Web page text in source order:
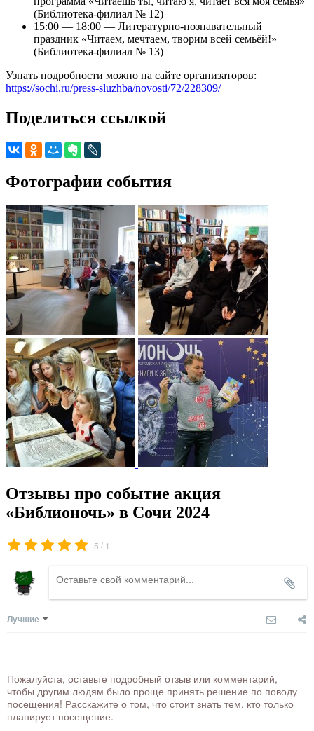
(Библиотека-филиал № 12)
15:00 — 18:00 — Литературно-познавательный
праздник «Читаем, мечтаем, творим всей семьёй!»
(Библиотека-филиал № 13)
Узнать подробности можно на сайте организаторов:
https://sochi.ru/press-sluzhba/novosti/72/228309/
Поделиться ссылкой
Фотографии события
Отзывы про событие акция
«Библионочь» в Сочи 2024
5 / 1
Лучшие
Пожалуйста, оставьте подробный отзыв или комментарий,
чтобы другим людям было проще принять решение по поводу
посещения! Расскажите о том, что стоит знать тем, кто только
планирует посещение.